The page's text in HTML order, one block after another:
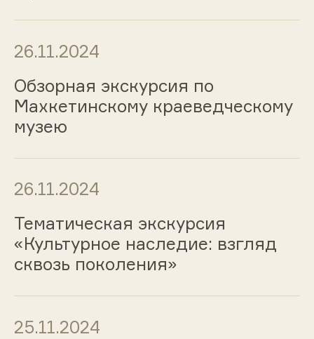
26.11.2024
Обзорная экскурсия по
Махкетинскому краеведческому
музею
26.11.2024
Тематическая экскурсия
«Культурное наследие: взгляд
сквозь поколения»
25.11.2024